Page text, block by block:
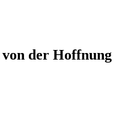
der Hoffnung